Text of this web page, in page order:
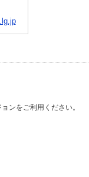
ンをご利用ください。